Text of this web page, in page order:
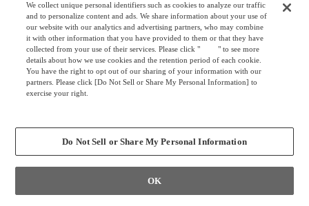
応接セット
S-30
S-18H
ニューフォーティ
プレビア
S-32X
S-15
S-99
リテラ
We collect unique personal identifiers such as cookies to analyze our traffic
and to personalize content and ads. We share information about your use of
our website with our analytics and advertising partners, who may combine
it with other information that you have provided to them or that they have
collected from your use of their services. Please click "
here" to see more
details about how we use cookies and the retention period of each cookie.
You have the right to opt out of our sharing of your information with our
partners. Please click [Do Not Sell or Share My Personal Information] to
exercise your right.
Do Not Sell or Share My Personal Information
OK